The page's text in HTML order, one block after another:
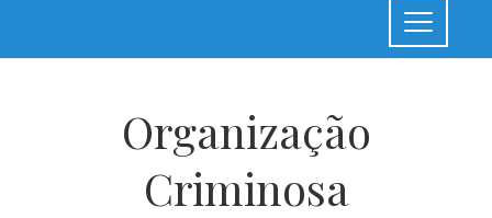
Organização
Criminosa